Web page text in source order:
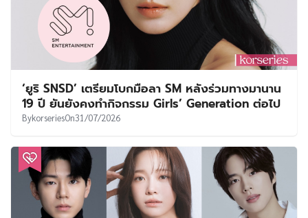
‘ยูริ SNSD’ เตรียมโบกมือลา SM หลังร่วมทางมานาน
19 ปี ยันยังคงทำกิจกรรม Girls’ Generation ต่อไป
BykorseriesOn31/07/2026